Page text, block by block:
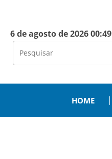
6 de agosto de 2026 00:49
HOME